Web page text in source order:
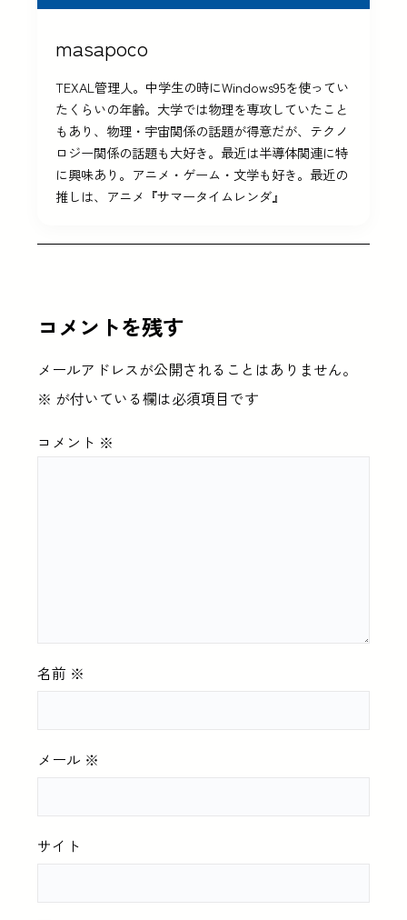
masapoco
TEXAL管理人。中学生の時にWindows95を使ってい
たくらいの年齢。大学では物理を専攻していたこと
もあり、物理・宇宙関係の話題が得意だが、テクノ
ロジー関係の話題も大好き。最近は半導体関連に特
に興味あり。アニメ・ゲーム・文学も好き。最近の
推しは、アニメ『サマータイムレンダ』
コメントを残す
メールアドレスが公開されることはありません。
※ が付いている欄は必須項目です
コメント ※
名前 ※
メール ※
サイト